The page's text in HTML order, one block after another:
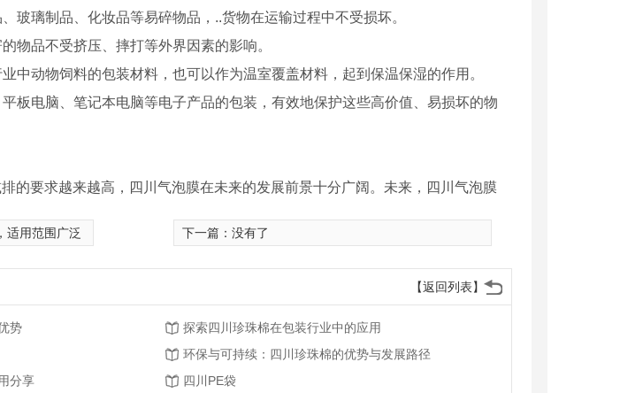
玻璃制品、化妆品等易碎物品，..货物在运输过程中不受损坏。
物品不受挤压、摔打等外界因素的影响。
中动物饲料的包装材料，也可以作为温室覆盖材料，起到保温保湿的作用。
板电脑、笔记本电脑等电子产品的包装，有效地保护这些高价值、易损坏的物
的要求越来越高，四川气泡膜在未来的发展前景十分广阔。未来，四川气泡膜
适用范围广泛 下一篇：没有了
【返回列表】
势
探索四川珍珠棉在包装行业中的应用
环保与可持续：四川珍珠棉的优势与发展路径
分享
四川PE袋